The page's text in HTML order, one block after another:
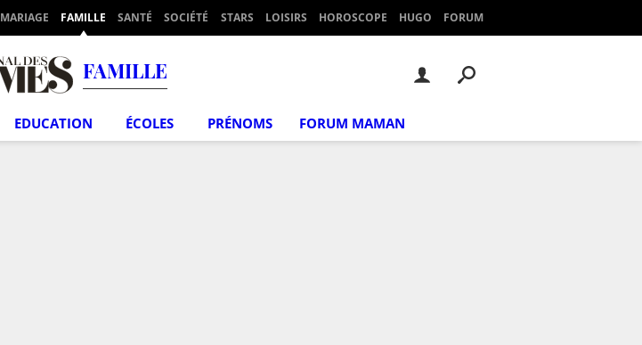
MARIAGE FAMILLE SANTÉ SOCIÉTÉ STARS LOISIRS HOROSCOPE HUGO FORUM
FAMILLE
EDUCATION ÉCOLES PRÉNOMS FORUM MAMAN